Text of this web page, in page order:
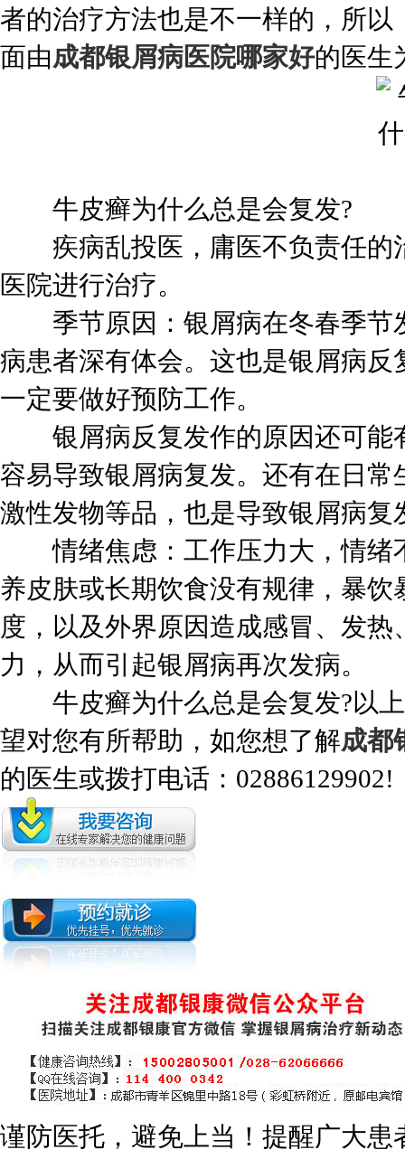
者的治疗方法也是不一样的，所
面由成都银屑病医院哪家好的医生
牛皮癣为什么总是会复发?
疾病乱投医，庸医不负责任的
医院进行治疗。
季节原因：银屑病在冬春季节
病患者深有体会。这也是银屑病
一定要做好预防工作。
银屑病反复发作的原因还可能
容易导致银屑病复发。还有在日
激性发物等品，也是导致银屑病复
情绪焦虑：工作压力大，情绪
养皮肤或长期饮食没有规律，暴
度，以及外界原因造成感冒、发
力，从而引起银屑病再次发病。
牛皮癣为什么总是会复发?以上
望对您有所帮助，如您想了解成都
的医生或拨打电话：02886129902!
谨防医托，避免上当！提醒广大